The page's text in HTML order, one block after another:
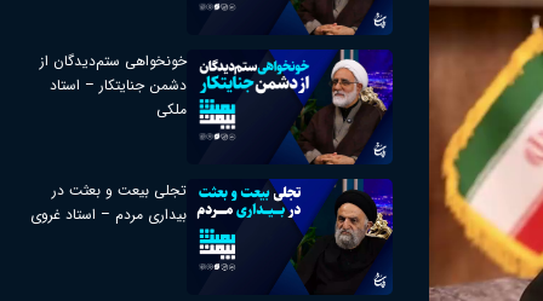
خونخواهی ستم‌دیدگان از
دشمن جنایتکار – استاد
ملکی
تجلی بیعت و بعثت در
بیداری مردم – استاد غروی